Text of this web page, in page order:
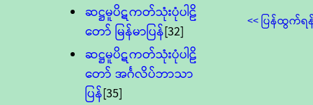
ဆဋ္ဌမူပိဋကတ်သုံးပုံပါဠိ
တော် မြန်မာပြန်[32]
ဆဋ္ဌမူပိဋကတ်သုံးပုံပါဠိ
တော် အင်္ဂလိပ်ဘာသာ
ပြန်[35]
<< ပြန်ထွက်ရ